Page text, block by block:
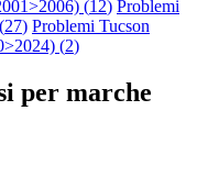
(12) Problemi
27) Problemi Tucson
(2)
per marche